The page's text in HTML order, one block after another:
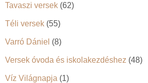
Tavaszi versek (62)
Téli versek (55)
Varró Dániel (8)
Versek óvoda és iskolakezdéshez (48)
Víz Világnapja (1)